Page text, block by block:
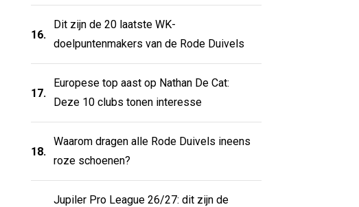
16.
Dit zijn de 20 laatste WK-
doelpuntenmakers van de Rode Duivels
17.
Europese top aast op Nathan De Cat:
Deze 10 clubs tonen interesse
18.
Waarom dragen alle Rode Duivels ineens
roze schoenen?
Jupiler Pro League 26/27: dit zijn de